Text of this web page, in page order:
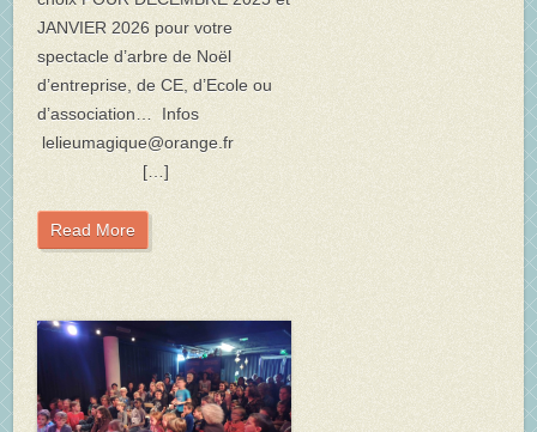
JANVIER 2026 pour votre
spectacle d’arbre de Noël
d’entreprise, de CE, d’Ecole ou
d’association… Infos
lelieumagique@orange.fr
[…]
Read More